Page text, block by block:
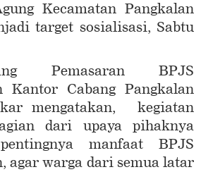
Kecamatan Pangkalan
target sosialisasi, Sabtu
Pemasaran BPJS
Kantor Cabang Pangkalan
mengatakan,
kegiatan
dari upaya pihaknya
pentingnya manfaat BPJS
agar warga dari semua latar